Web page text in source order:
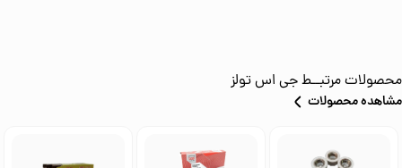
محصولات مرتبــطجی اس تولز
مشاهده محصولات